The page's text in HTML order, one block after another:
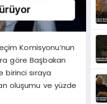
Komisyonu’nun
göre Başbakan
birinci sıraya
oluşumu ve yüzde